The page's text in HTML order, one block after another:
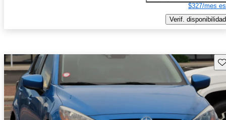
$327/mes
Verif. disponibilidad